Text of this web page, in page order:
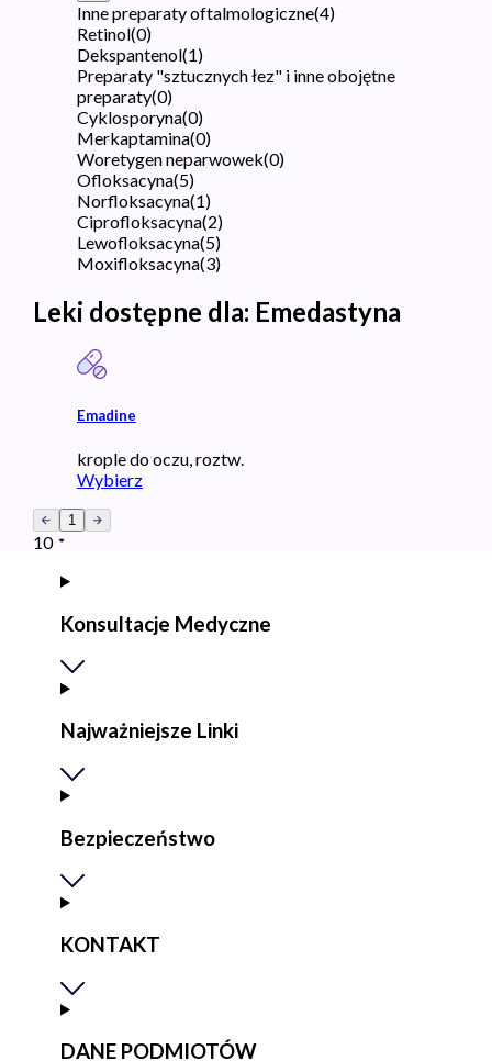
Inne preparaty oftalmologiczne(4)
Retinol(0)
Dekspantenol(1)
Preparaty "sztucznych łez" i inne obojętne
preparaty(0)
Cyklosporyna(0)
Merkaptamina(0)
Woretygen neparwowek(0)
Ofloksacyna(5)
Norfloksacyna(1)
Ciprofloksacyna(2)
Lewofloksacyna(5)
Moxifloksacyna(3)
Leki dostępne dla: Emedastyna
Emadine
krople do oczu, roztw.
Wybierz
1
10
Konsultacje Medyczne
Najważniejsze Linki
Bezpieczeństwo
KONTAKT
DANE PODMIOTÓW